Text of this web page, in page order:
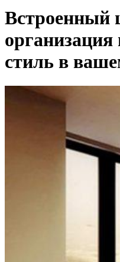
Встроенный
организация
стиль в